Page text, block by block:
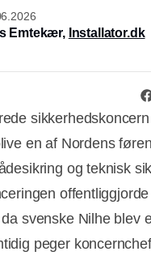
Emtekær, Installator.dk
en af Nordens
og teknisk
svenske Nilhe blev
peger